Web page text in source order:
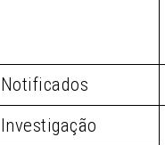
Notificados
Investigação